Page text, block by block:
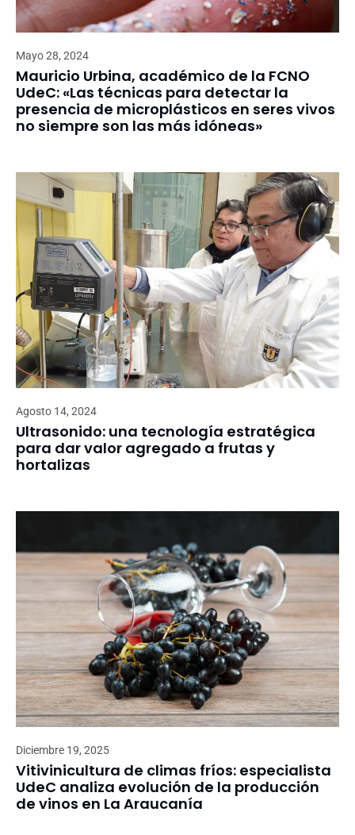
Mayo 28, 2024
Mauricio Urbina, académico de la FCNO
UdeC: «Las técnicas para detectar la
presencia de microplásticos en seres vivos
no siempre son las más idóneas»
Agosto 14, 2024
Ultrasonido: una tecnología estratégica
para dar valor agregado a frutas y
hortalizas
Diciembre 19, 2025
Vitivinicultura de climas fríos: especialista
UdeC analiza evolución de la producción
de vinos en La Araucanía